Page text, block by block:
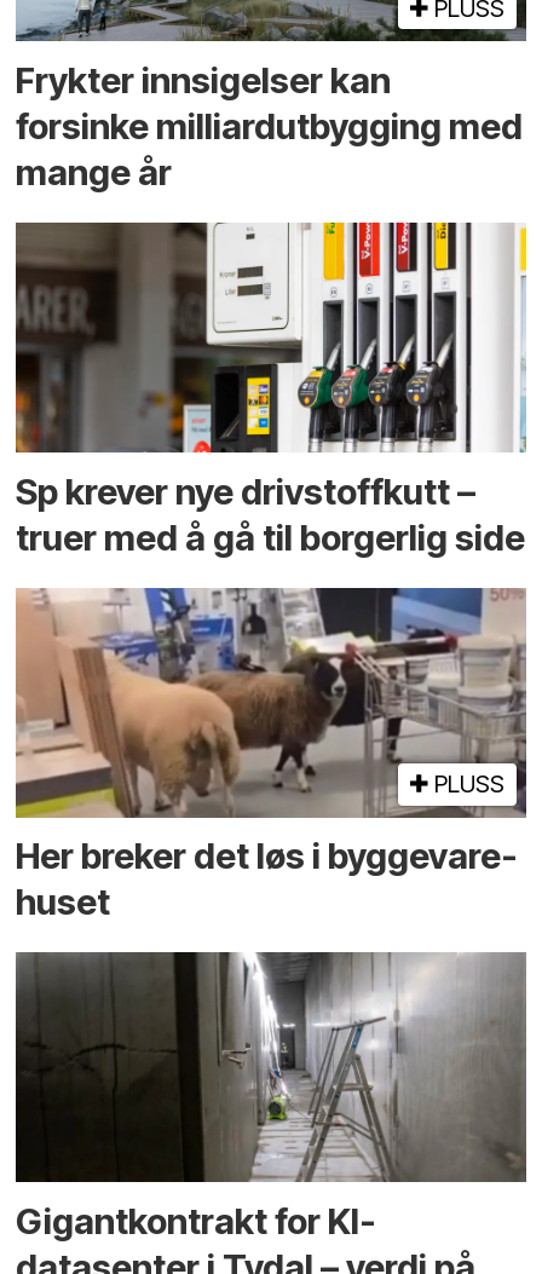
PLUSS
Frykter innsigelser kan
forsinke milliard­utbygging med
mange år
Sp krever nye drivstoffkutt –
truer med å gå til borgerlig side
PLUSS
Her breker det løs i bygge­vare­
huset
Gigantkontrakt for KI-